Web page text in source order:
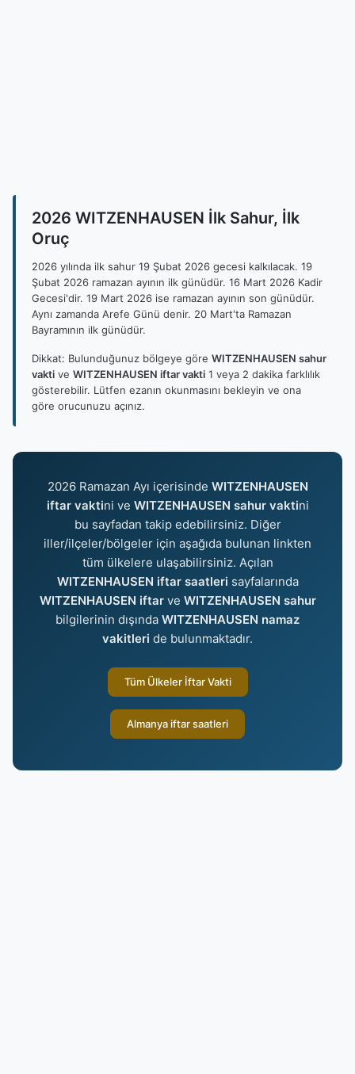
2026 WITZENHAUSEN İlk Sahur, İlk
Oruç
2026 yılında ilk sahur 19 Şubat 2026 gecesi kalkılacak. 19
Şubat 2026 ramazan ayının ilk günüdür. 16 Mart 2026 Kadir
Gecesi'dir. 19 Mart 2026 ise ramazan ayının son günüdür.
Aynı zamanda Arefe Günü denir. 20 Mart'ta Ramazan
Bayramının ilk günüdür.
Dikkat: Bulunduğunuz bölgeye göre WITZENHAUSEN sahur
vakti ve WITZENHAUSEN iftar vakti 1 veya 2 dakika farklılık
gösterebilir. Lütfen ezanın okunmasını bekleyin ve ona
göre orucunuzu açınız.
2026 Ramazan Ayı içerisinde WITZENHAUSEN
iftar vaktini ve WITZENHAUSEN sahur vaktini
bu sayfadan takip edebilirsiniz. Diğer
iller/ilçeler/bölgeler için aşağıda bulunan linkten
tüm ülkelere ulaşabilirsiniz. Açılan
WITZENHAUSEN iftar saatleri sayfalarında
WITZENHAUSEN iftarve WITZENHAUSEN sahur
bilgilerinin dışında WITZENHAUSEN namaz
vakitleri de bulunmaktadır.
Tüm Ülkeler İftar Vakti
Almanya iftar saatleri